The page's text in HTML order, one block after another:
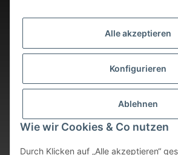
Alle akzeptieren
Konfigurieren
Ablehnen
Wie wir Cookies & Co nutzen
Durch Klicken auf „Alle akzeptieren“